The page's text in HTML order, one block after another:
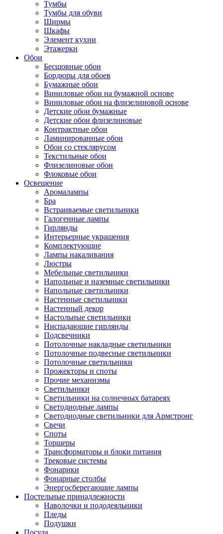
Тумбы
Тумбы для обуви
Ширмы
Шкафы
Элемент кухни
Этажерки
Обои
Бесшовные обои
Бордюры для обоев
Бумажные обои
Виниловые обои на бумажной основе
Виниловые обои на флизелиновой основе
Детские обои бумажные
Детские обои флизелиновые
Контрактные обои
Ламинированные обои
Обои со стеклярусом
Текстильные обои
Флизелиновые обои
Флоковые обои
Освещение
Аромалампы
Бра
Встраиваемые светильники
Галогенные лампы
Гирлянды
Интерьерные украшения
Комплектующие
Лампы накаливания
Люстры
Мебельные светильники
Напольные и наземные светильники
Напольные светильники
Настенные светильники
Настенный декор
Настольные светильники
Ниспадающие гирлянды
Подсвечники
Потолочные накладные светильники
Потолочные подвесные светильники
Потолочные светильники
Прожекторы и споты
Прочие механизмы
Светильники
Светильники на солнечных батареях
Светодиодные лампы
Светодиодные светильники для Армстронг
Свечи
Споты
Торшеры
Трансформаторы и блоки питания
Трековые системы
Фонарики
Фонарные столбы
Энергосберегающие лампы
Постельные принадлежности
Наволочки и пододеяльники
Пледы
Подушки
Посуда